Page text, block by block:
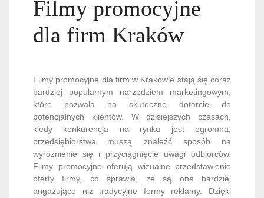
Filmy promocyjne
dla firm Kraków
Filmy promocyjne dla firm w Krakowie stają się coraz
bardziej popularnym narzędziem marketingowym,
które pozwala na skuteczne dotarcie do
potencjalnych klientów. W dzisiejszych czasach,
kiedy konkurencja na rynku jest ogromna,
przedsiębiorstwa muszą znaleźć sposób na
wyróżnienie się i przyciągnięcie uwagi odbiorców.
Filmy promocyjne oferują wizualne przedstawienie
oferty firmy, co sprawia, że są one bardziej
angażujące niż tradycyjne formy reklamy. Dzięki